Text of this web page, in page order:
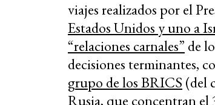
viajes realizados por el
Estados Unidos y uno a
“relaciones carnales” de
decisiones terminantes,
grupo de los BRICS (del
Rusia, que concentran el